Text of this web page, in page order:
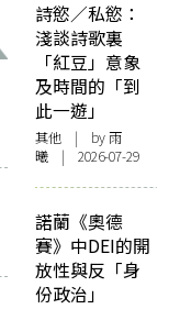
詩慾／私慾：
淺談詩歌裏
「紅豆」意象
及時間的「到
此一遊」
其他 | by 雨
曦 | 2026-07-29
諾蘭《奧德
賽》中DEI的開
放性與反「身
份政治」